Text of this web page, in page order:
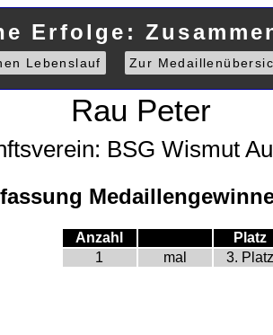
Erfolge:
Lebenslauf Zur
Rau Peter
BSG Wismut
Anzahl
Platz
1
mal 3.